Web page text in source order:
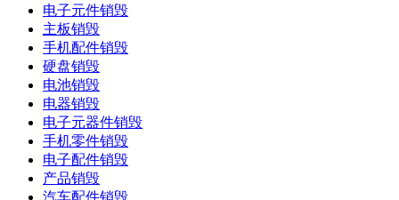
电子元件销毁
主板销毁
手机配件销毁
硬盘销毁
电池销毁
电器销毁
电子元器件销毁
手机零件销毁
电子配件销毁
产品销毁
汽车配件销毁